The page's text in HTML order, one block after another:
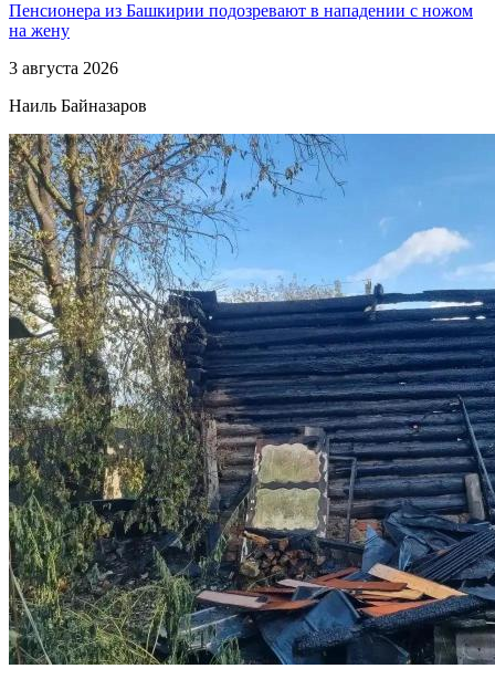
Пенсионера из Башкирии подозревают в нападении с ножом
на жену
3 августа 2026
Наиль Байназаров